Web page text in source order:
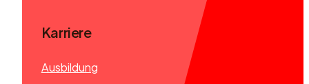
Karriere
Ausbildung